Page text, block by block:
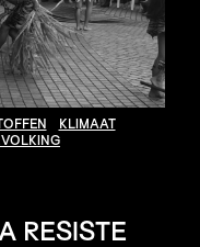
KLIMAAT
RESISTE